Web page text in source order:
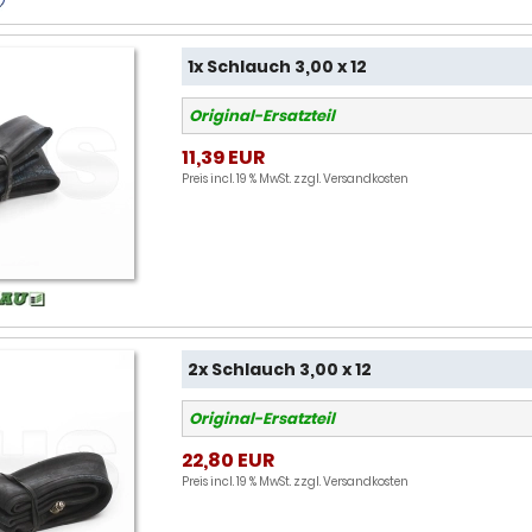
1x Schlauch 3,00 x 12
Original-Ersatzteil
11,39 EUR
Preis incl. 19 % MwSt. zzgl.Versandkosten
2x Schlauch 3,00 x 12
Original-Ersatzteil
22,80 EUR
Preis incl. 19 % MwSt. zzgl.Versandkosten